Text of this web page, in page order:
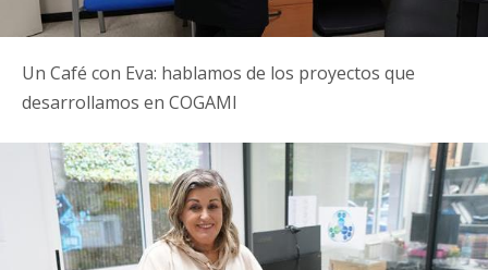
Un Café con Eva: hablamos de los proyectos que
desarrollamos en COGAMI